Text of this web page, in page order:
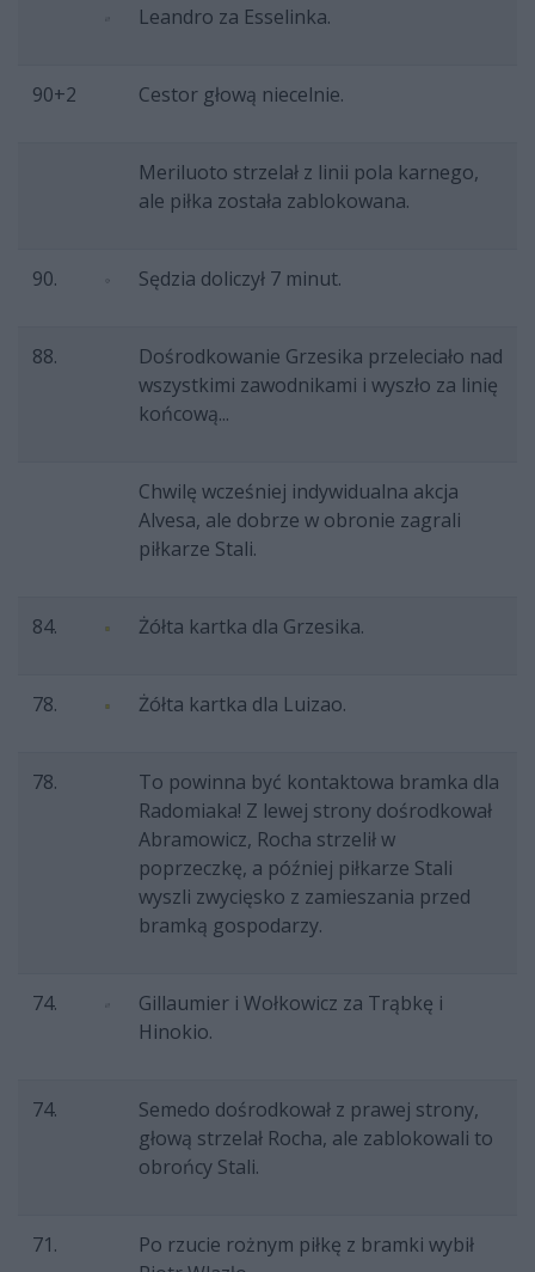
Leandro za Esselinka.
90+2 Cestor głową niecelnie.
Meriluoto strzelał z linii pola karnego,
ale piłka została zablokowana.
90. Sędzia doliczył 7 minut.
88.
Dośrodkowanie Grzesika przeleciało nad
wszystkimi zawodnikami i wyszło za linię
końcową...
Chwilę wcześniej indywidualna akcja
Alvesa, ale dobrze w obronie zagrali
piłkarze Stali.
84. Żółta kartka dla Grzesika.
78. Żółta kartka dla Luizao.
78.
To powinna być kontaktowa bramka dla
Radomiaka! Z lewej strony dośrodkował
Abramowicz, Rocha strzelił w
poprzeczkę, a później piłkarze Stali
wyszli zwycięsko z zamieszania przed
bramką gospodarzy.
74.
Gillaumier i Wołkowicz za Trąbkę i
Hinokio.
74.
Semedo dośrodkował z prawej strony,
głową strzelał Rocha, ale zablokowali to
obrońcy Stali.
71.
Po rzucie rożnym piłkę z bramki wybił